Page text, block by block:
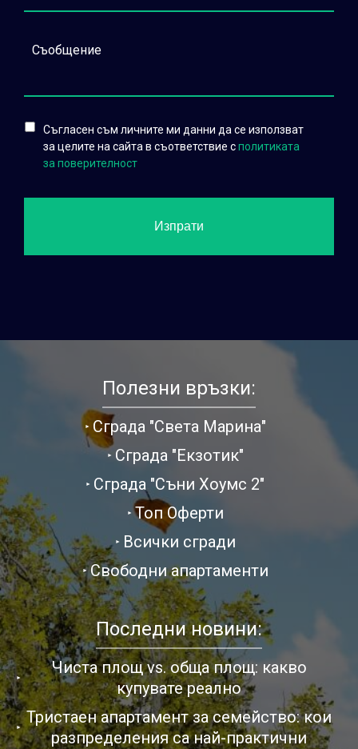
Съгласен съм личните ми данни да се използват
за целите на сайта в съответствие сполитиката
за поверителност
Полезни връзки:
Сграда "Света Марина"
Сграда "Екзотик"
Сграда "Съни Хоумс 2"
Топ Оферти
Всички сгради
Свободни апартаменти
Последни новини:
Чиста площ vs. обща площ: какво
купувате реално
Тристаен апартамент за семейство: кои
разпределения са най-практични